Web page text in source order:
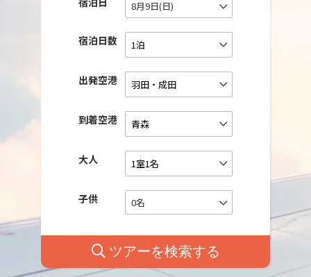
8月9日(日)
宿泊日数
出発空港
到着空港
大人
子供 0名